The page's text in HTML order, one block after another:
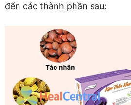
đến các thành phần sau: